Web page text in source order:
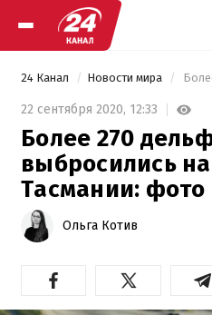
24 Канал Новости мира
22 сентября 2020, 12:33
Более 270
выбросились
Тасмании: фото
Ольга Котив